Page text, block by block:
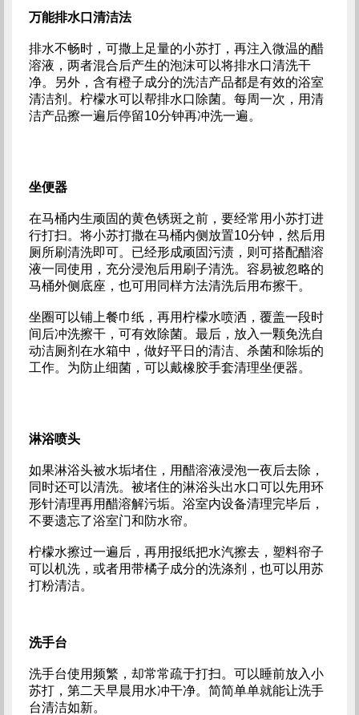
万能排水口清洁法
排水不畅时，可撒上足量的小苏打，再注入微温的醋
溶液，两者混合后产生的泡沫可以将排水口清洗干
净。另外，含有橙子成分的洗洁产品都是有效的浴室
清洁剂。柠檬水可以帮排水口除菌。每周一次，用清
洁产品擦一遍后停留10分钟再冲洗一遍。
坐便器
在马桶内生顽固的黄色锈斑之前，要经常用小苏打进
行打扫。将小苏打撒在马桶内侧放置10分钟，然后用
厕所刷清洗即可。已经形成顽固污渍，则可搭配醋溶
液一同使用，充分浸泡后用刷子清洗。容易被忽略的
马桶外侧底座，也可用同样方法清洗后用布擦干。
坐圈可以铺上餐巾纸，再用柠檬水喷洒，覆盖一段时
间后冲洗擦干，可有效除菌。最后，放入一颗免洗自
动洁厕剂在水箱中，做好平日的清洁、杀菌和除垢的
工作。为防止细菌，可以戴橡胶手套清理坐便器。
淋浴喷头
如果淋浴头被水垢堵住，用醋溶液浸泡一夜后去除，
同时还可以清洗。被堵住的淋浴头出水口可以先用环
形针清理再用醋溶解污垢。浴室内设备清理完毕后，
不要遗忘了浴室门和防水帘。
柠檬水擦过一遍后，再用报纸把水汽擦去，塑料帘子
可以机洗，或者用带橘子成分的洗涤剂，也可以用苏
打粉清洁。
洗手台
洗手台使用频繁，却常常疏于打扫。可以睡前放入小
苏打，第二天早晨用水冲干净。简简单单就能让洗手
台清洁如新。